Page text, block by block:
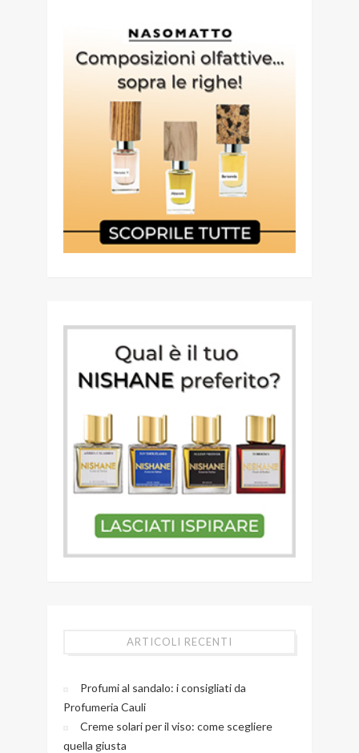
ARTICOLI RECENTI
Profumi al sandalo: i consigliati da
Profumeria Cauli
Creme solari per il viso: come scegliere
quella giusta